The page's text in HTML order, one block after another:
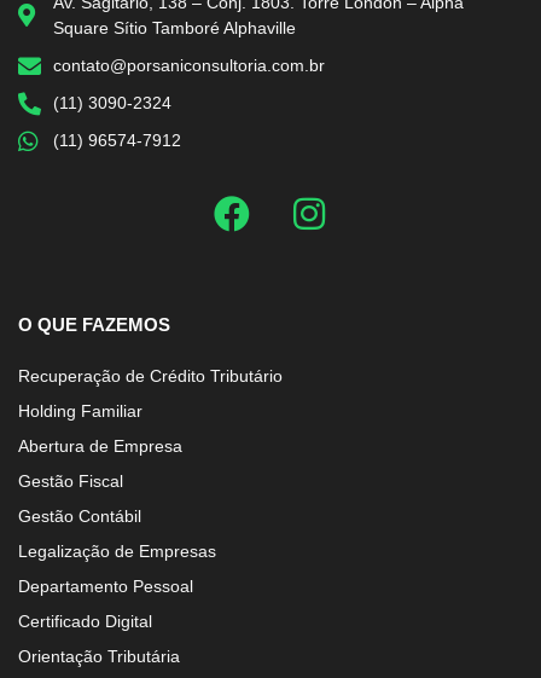
Square Sítio Tamboré Alphaville
contato@porsaniconsultoria.com.br
(11) 3090-2324
(11) 96574-7912
O QUE FAZEMOS
Recuperação de Crédito Tributário
Holding Familiar
Abertura de Empresa
Gestão Fiscal
Gestão Contábil
Legalização de Empresas
Departamento Pessoal
Certificado Digital
Orientação Tributária